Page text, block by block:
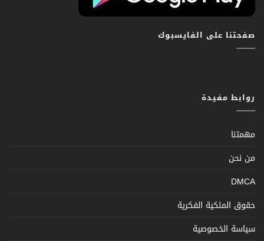
صفحتنا على الفايسبوك
روابط مفيدة
مهمتنا
من نحن
DMCA
حقوق الملكية الفكرية
سياسة الخصوصية